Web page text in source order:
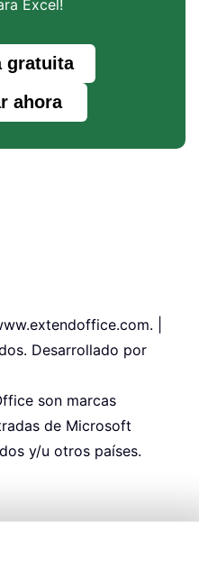
Excel!
gratuita
ahora
|
Desarrollado por
son marcas
de Microsoft
y/u otros países.